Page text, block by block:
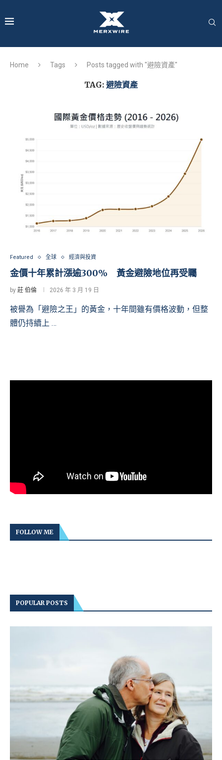
Home Tags Posts tagged with "避險資產"
TAG: 避險資產
Featured 全球 經濟與投資
金價十年累計漲逾300% 黃金避險地位再受矚
by 莊 伯倫 2026 年 3 月 19 日
被譽為「避險之王」的黃金，十年間雖有價格波動，但整
體仍持續上 …
FOLLOW ME
POPULAR POSTS